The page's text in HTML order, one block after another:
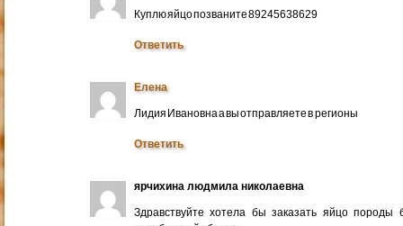
Куплю яйцо позваните 89245638629
Ответить
Елена
Лидия Ивановна а вы отправляете в регионы
Ответить
ярчихина людмила николаевна
Здравствуйте хотела бы заказать яйцо